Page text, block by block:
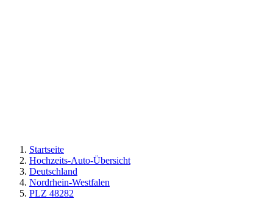
Startseite
Hochzeits-Auto-Übersicht
Deutschland
Nordrhein-Westfalen
PLZ 48282